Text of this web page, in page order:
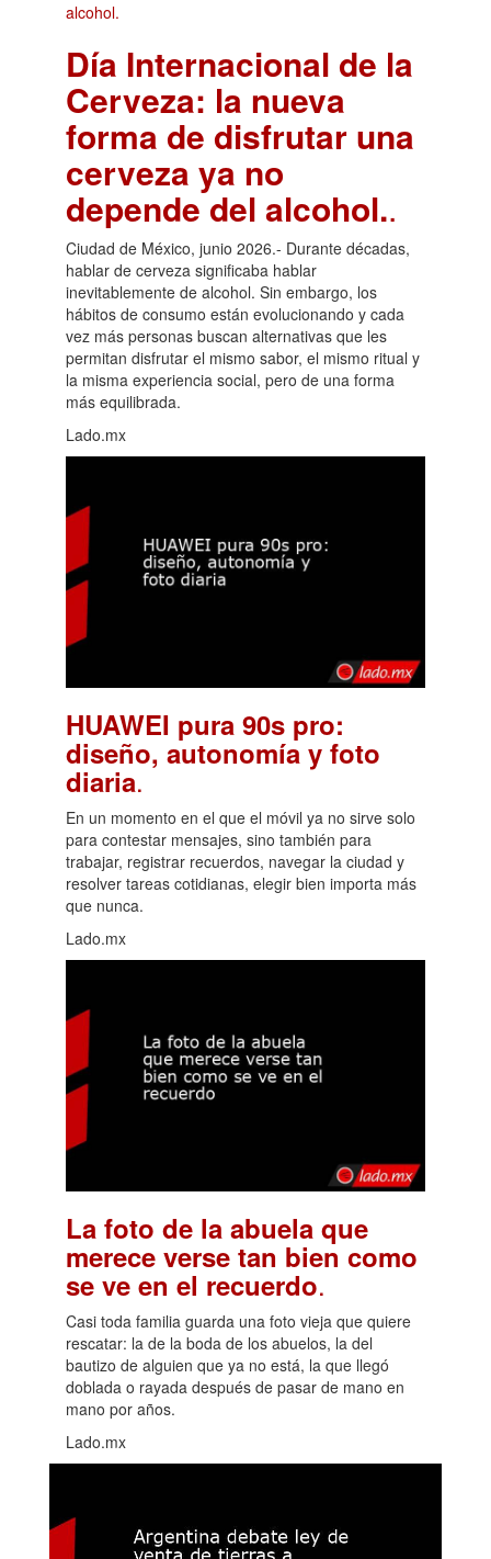
Día Internacional de la
Cerveza: la nueva
forma de disfrutar una
cerveza ya no
depende del alcohol..
Ciudad de México, junio 2026.- Durante décadas,
hablar de cerveza significaba hablar
inevitablemente de alcohol. Sin embargo, los
hábitos de consumo están evolucionando y cada
vez más personas buscan alternativas que les
permitan disfrutar el mismo sabor, el mismo ritual y
la misma experiencia social, pero de una forma
más equilibrada.
Lado.mx
HUAWEI pura 90s pro:
diseño, autonomía y foto
diaria.
En un momento en el que el móvil ya no sirve solo
para contestar mensajes, sino también para
trabajar, registrar recuerdos, navegar la ciudad y
resolver tareas cotidianas, elegir bien importa más
que nunca.
Lado.mx
La foto de la abuela que
merece verse tan bien como
se ve en el recuerdo.
Casi toda familia guarda una foto vieja que quiere
rescatar: la de la boda de los abuelos, la del
bautizo de alguien que ya no está, la que llegó
doblada o rayada después de pasar de mano en
mano por años.
Lado.mx